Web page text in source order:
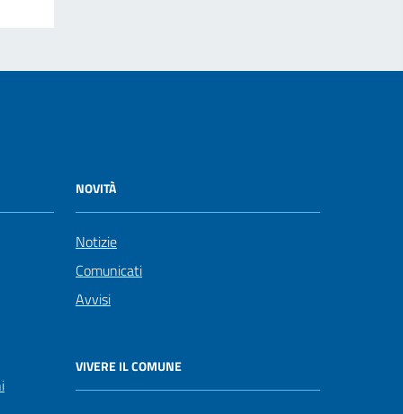
NOVITÀ
Notizie
Comunicati
Avvisi
VIVERE IL COMUNE